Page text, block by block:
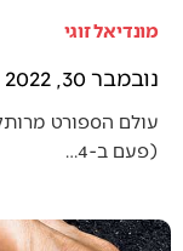
מונדיאל זוגי
נובמבר 30, 2022
עולם הספורט
(פעם ב-4…